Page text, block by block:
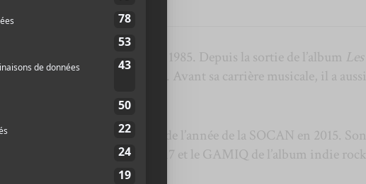
interprète québécois né en 1985. Depuis la sortie de l’album Les
important au Québec. Avant sa carrière musicale, il a aussi
prix d’auteur-compositeur de l’année de la SOCAN en 2015. Son
liste du prix Polaris en 2017 et le GAMIQ de l’album indie rock